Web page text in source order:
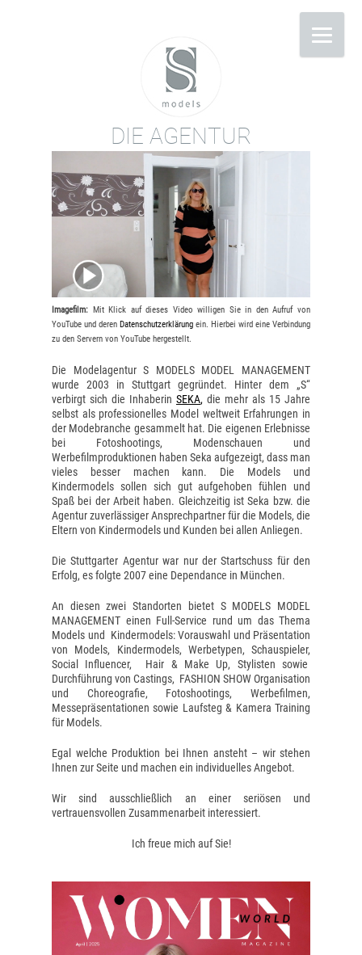
DIE AGENTUR
Imagefilm: Mit Klick auf dieses Video willigen Sie in den Aufruf von
YouTube und deren Datenschutzerklärung ein. Hierbei wird eine Verbindung
zu den Servern von YouTube hergestellt.
Die Modelagentur S MODELS MODEL MANAGEMENT
wurde 2003 in Stuttgart gegründet. Hinter dem „S“
verbirgt sich die Inhaberin SEKA, die mehr als 15 Jahre
selbst als professionelles Model weltweit Erfahrungen in
der Modebranche gesammelt hat. Die eigenen Erlebnisse
bei Fotoshootings, Modenschauen und
Werbefilmproduktionen haben Seka aufgezeigt, dass man
vieles besser machen kann. Die Models und
Kindermodels sollen sich gut aufgehoben fühlen und
Spaß bei der Arbeit haben. Gleichzeitig ist Seka bzw. die
Agentur zuverlässiger Ansprechpartner für die Models, die
Eltern von Kindermodels und Kunden bei allen Anliegen.
Die Stuttgarter Agentur war nur der Startschuss für den
Erfolg, es folgte 2007 eine Dependance in München.
An diesen zwei Standorten bietet S MODELS MODEL
MANAGEMENT einen Full-Service rund um das Thema
Models und Kindermodels: Vorauswahl und Präsentation
von Models, Kindermodels, Werbetypen, Schauspieler,
Social Influencer, Hair & Make Up, Stylisten sowie
Durchführung von Castings, FASHION SHOW Organisation
und Choreografie, Fotoshootings, Werbefilmen,
Messepräsentationen sowie Laufsteg & Kamera Training
für Models.
Egal welche Produktion bei Ihnen ansteht – wir stehen
Ihnen zur Seite und machen ein individuelles Angebot.
Wir sind ausschließlich an einer seriösen und
vertrauensvollen Zusammenarbeit interessiert.
Ich freue mich auf Sie!